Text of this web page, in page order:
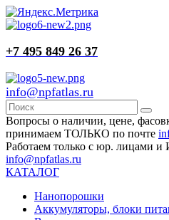
+7 495 849 26 37
info@npfatlas.ru
Вопросы о наличии, цене,
принимаем ТОЛЬКО по почте
Работаем только с юр. лицами и
info@npfatlas.ru
КАТАЛОГ
Нанопорошки
Аккумуляторы, блоки